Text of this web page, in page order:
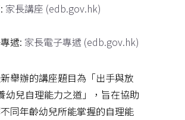
家長講座 (edb.gov.hk)
遞: 家長電子專遞 (edb.gov.hk)
舉辦的講座題目為「出手與放
幼兒自理能力之道」，旨在協助
同年齡幼兒所能掌握的自理能